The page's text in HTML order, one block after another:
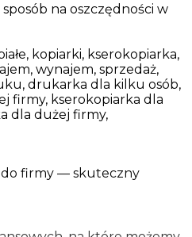
na oszczędności w
kopiarki, kserokopiarka,
wynajem, sprzedaż,
drukarka dla kilku osób,
firmy, kserokopiarka dla
dla dużej firmy,
firmy — skuteczny